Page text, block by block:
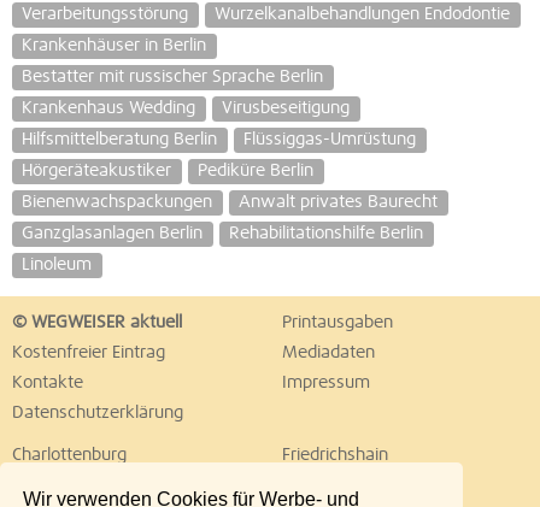
Wir verwenden Cookies für Werbe- und
Verarbeitungsstörung
Wurzelkanalbehandlungen Endodontie
Krankenhäuser in Berlin
Bestatter mit russischer Sprache Berlin
Krankenhaus Wedding
Virusbeseitigung
Hilfsmittelberatung Berlin
Flüssiggas-Umrüstung
Hörgeräteakustiker
Pediküre Berlin
Bienenwachspackungen
Anwalt privates Baurecht
Ganzglasanlagen Berlin
Rehabilitationshilfe Berlin
Linoleum
© WEGWEISER aktuell
Printausgaben
Kostenfreier Eintrag
Mediadaten
Kontakte
Impressum
Datenschutzerklärung
Charlottenburg
Friedrichshain